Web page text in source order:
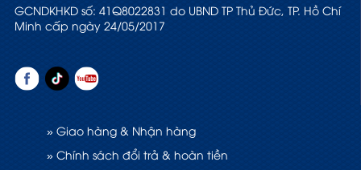
GCNDKHKD số: 41Q8022831 do UBND TP Thủ Đức, TP. Hồ Chí
Minh cấp ngày 24/05/2017
» Giao hàng & Nhận hàng
» Chính sách đổi trả & hoàn tiền